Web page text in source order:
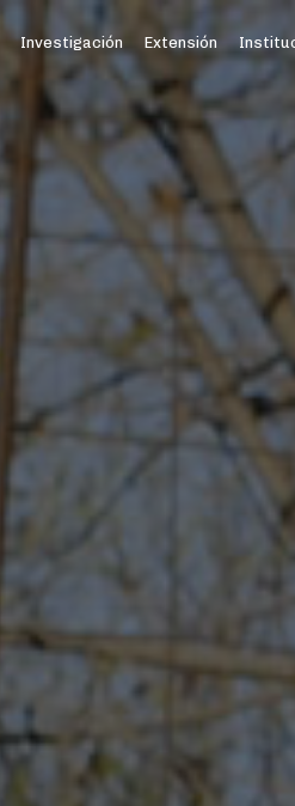
Investigación Extensión